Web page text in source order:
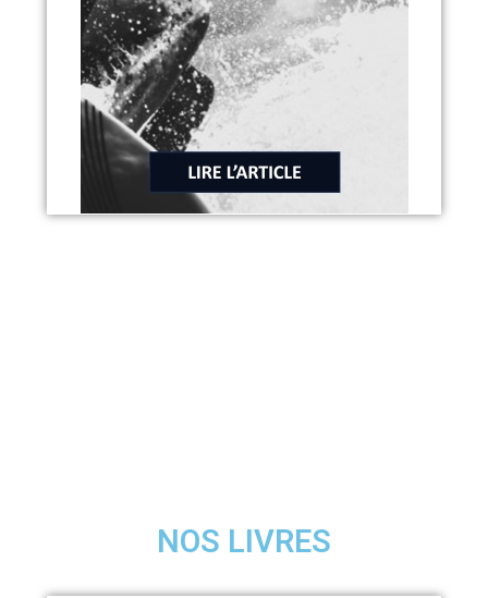
NOS LIVRES